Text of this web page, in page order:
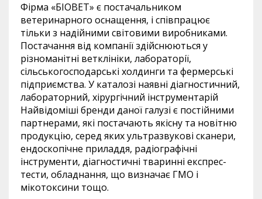
Фірма «БІОВЕТ» є постачальником
ветеринарного оснащення, і співпрацює
тільки з надійними світовими виробниками.
Постачання від компанії здійснюються у
різноманітні ветклініки, лабораторії,
сільськогосподарські холдинги та фермерські
підприємства. У каталозі наявні діагностичний,
лабораторний, хірургічний інструментарій
Найвідоміші бренди даної галузі є постійними
партнерами, які постачають якісну та новітню
продукцію, серед яких ультразвукові сканери,
ендоскопічне приладдя, радіографічні
інструменти, діагностичні тваринні експрес-
тести, обладнання, що визначає ГМО і
мікотоксини тощо.